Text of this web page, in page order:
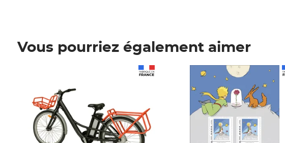
Vous pourriez également aimer
Prix 7,50€